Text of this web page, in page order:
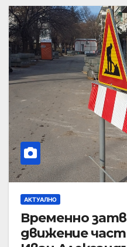
АКТУАЛНО
Временно
движение